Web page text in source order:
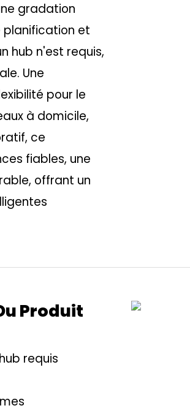
gradation
planification et
hub n'est requis,
Une
pour le
à domicile,
ce
fiables, une
offrant un
Produit
requis